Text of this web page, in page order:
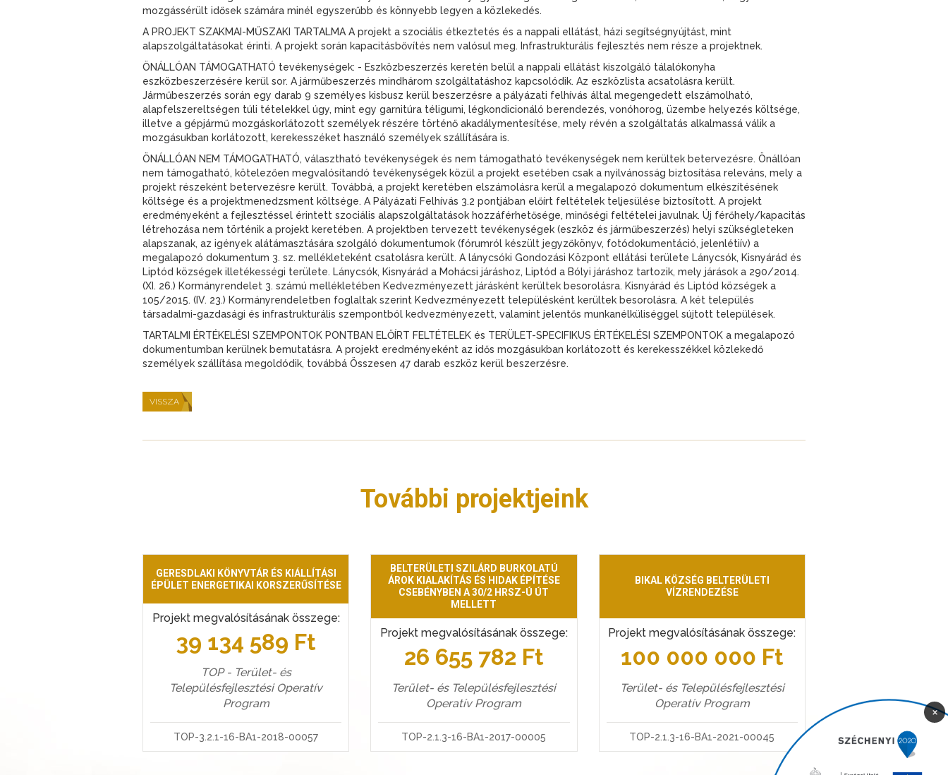
mozgássérült idősek számára minél egyszerűbb és könnyebb legyen a közlekedés.
A PROJEKT SZAKMAI-MŰSZAKI TARTALMA A projekt a szociális étkeztetés és a nappali ellátást, házi segítségnyújtást, mint
alapszolgáltatásokat érinti. A projekt során kapacitásbővítés nem valósul meg. Infrastrukturális fejlesztés nem része a projektnek.
ÖNÁLLÓAN TÁMOGATHATÓ tevékenységek: - Eszközbeszerzés keretén belül a nappali ellátást kiszolgáló tálalókonyha
eszközbeszerzésére kerül sor. A járműbeszerzés mindhárom szolgáltatáshoz kapcsolódik. Az eszközlista acsatolásra került.
Járműbeszerzés során egy darab 9 személyes kisbusz kerül beszerzésre a pályázati felhívás által megengedett elszámolható,
alapfelszereltségen túli tételekkel úgy, mint egy garnitúra téligumi, légkondicionáló berendezés, vonóhorog, üzembe helyezés költsége,
illetve a gépjármű mozgáskorlátozott személyek részére történő akadálymentesítése, mely révén a szolgáltatás alkalmassá válik a
mozgásukban korlátozott, kerekesszéket használó személyek szállítására is.
ÖNÁLLÓAN NEM TÁMOGATHATÓ, választható tevékenységek és nem támogatható tevékenységek nem kerültek betervezésre. Önállóan
nem támogatható, kötelezően megvalósítandó tevékenységek közül a projekt esetében csak a nyilvánosság biztosítása releváns, mely a
projekt részeként betervezésre került. Továbbá, a projekt keretében elszámolásra kerül a megalapozó dokumentum elkészítésének
költsége és a projektmenedzsment költsége. A Pályázati Felhívás 3.2 pontjában előírt feltételek teljesülése biztosított. A projekt
eredményeként a fejlesztéssel érintett szociális alapszolgáltatások hozzáférhetősége, minőségi feltételei javulnak. Új férőhely/kapacitás
létrehozása nem történik a projekt keretében. A projektben tervezett tevékenységek (eszköz és járműbeszerzés) helyi szükségleteken
alapszanak, az igények alátámasztására szolgáló dokumentumok (fórumról készült jegyzőkönyv, fotódokumentáció, jelenlétiív) a
megalapozó dokumentum 3. sz. mellékleteként csatolásra került. A lánycsóki Gondozási Központ ellátási területe Lánycsók, Kisnyárád és
Liptód községek illetékességi területe. Lánycsók, Kisnyárád a Mohácsi járáshoz, Liptód a Bólyi járáshoz tartozik, mely járások a 290/2014.
(XI. 26.) Kormányrendelet 3. számú mellékletében Kedvezményezett járásként kerültek besorolásra. Kisnyárád és Liptód községek a
105/2015. (IV. 23.) Kormányrendeletben foglaltak szerint Kedvezményezett településként kerültek besorolásra. A két település
társadalmi-gazdasági és infrastrukturális szempontból kedvezményezett, valamint jelentős munkanélküliséggel sújtott települések.
TARTALMI ÉRTÉKELÉSI SZEMPONTOK PONTBAN ELŐÍRT FELTÉTELEK és TERÜLET-SPECIFIKUS ÉRTÉKELÉSI SZEMPONTOK a megalapozó
dokumentumban kerülnek bemutatásra. A projekt eredményeként az idős mozgásukban korlátozott és kerekesszékkel közlekedő
személyek szállítása megoldódik, továbbá Összesen 47 darab eszköz kerül beszerzésre.
VISSZA
További projektjeink
GERESDLAKI KÖNYVTÁR ÉS KIÁLLÍTÁSI
ÉPÜLET ENERGETIKAI KORSZERŰSÍTÉSE
Projekt megvalósításának összege:
39 134 589 Ft
TOP - Terület- és
Településfejlesztési Operatív
Program
TOP-3.2.1-16-BA1-2018-00057
BELTERÜLETI SZILÁRD BURKOLATÚ
ÁROK KIALAKÍTÁS ÉS HIDAK ÉPÍTÉSE
CSEBÉNYBEN A 30/2 HRSZ-Ú ÚT
MELLETT
Projekt megvalósításának összege:
26 655 782 Ft
Terület- és Településfejlesztési
Operatív Program
TOP-2.1.3-16-BA1-2017-00005
BIKAL KÖZSÉG BELTERÜLETI
VÍZRENDEZÉSE
Projekt megvalósításának összege:
100 000 000 Ft
Terület- és Településfejlesztési
Operatív Program
TOP-2.1.3-16-BA1-2021-00045
×